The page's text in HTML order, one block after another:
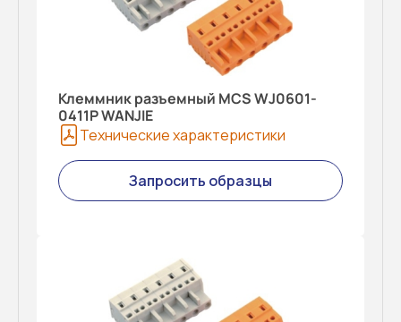
Клеммник разъемный MCS WJ0601-
0411P WANJIE
Технические характеристики
Запросить образцы